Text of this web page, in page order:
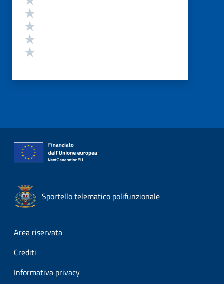
Sportello telematico polifunzionale
Footer menu
Area riservata
Crediti
Informativa privacy